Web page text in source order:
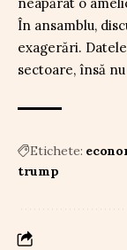
În ansamblu,
exagerări.
sectoare, însă
Etichete:
trump